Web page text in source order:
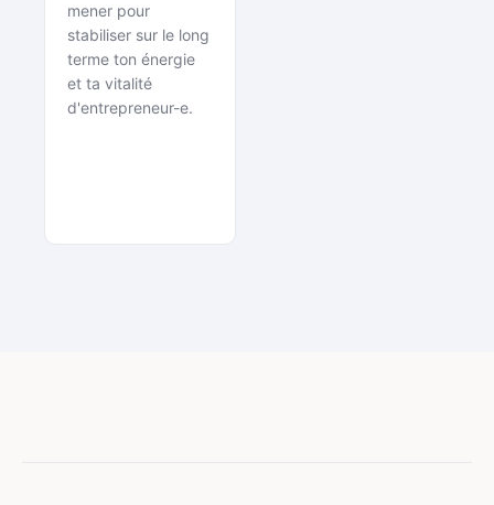
mener pour
stabiliser sur le long
terme ton énergie
et ta vitalité
d'entrepreneur-e.